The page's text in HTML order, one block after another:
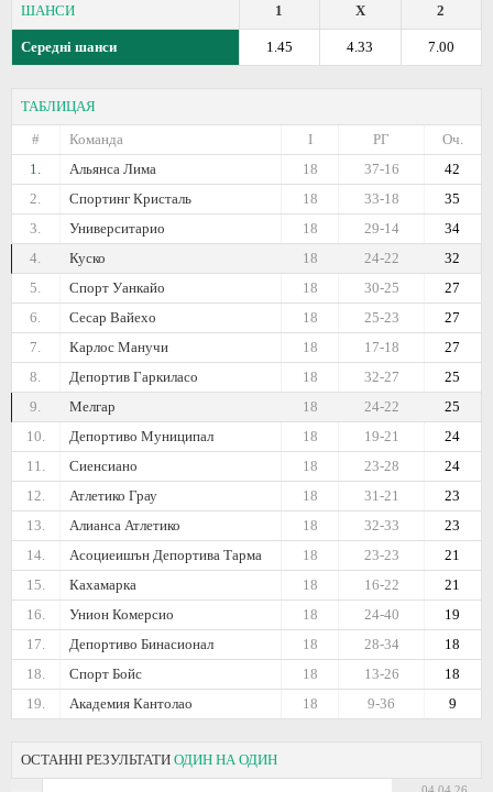
ШАНСИ 2
X
1
Середні шанси 7.00
4.33
1.45
ТАБЛИЦАЯ
#
Команда Оч.
РГ
I
1.
Альянса Лима 42
37-16
18
2.
Спортинг Кристаль 35
33-18
18
3.
Университарио 34
29-14
18
4.
Куско 32
24-22
18
5.
Спорт Уанкайо 27
30-25
18
6.
Сесар Вайехо 27
25-23
18
7.
Карлос Манучи 27
17-18
18
8.
Депортив Гаркиласо 25
32-27
18
9.
Мелгар 25
24-22
18
10.
Депортиво Муниципал 24
19-21
18
11.
Сиенсиано 24
23-28
18
12.
Атлетико Грау 23
31-21
18
13.
Алианса Атлетико 23
32-33
18
14.
Асоциеишън Депортива Тарма 21
23-23
18
15.
Кахамарка 21
16-22
18
16.
Унион Комерсио 19
24-40
18
17.
Депортиво Бинасионал 18
28-34
18
18.
Спорт Бойс 18
13-26
18
19.
Академия Кантолао 9
9-36
18
ОСТАННІ РЕЗУЛЬТАТИ ОДИН НА ОДИН